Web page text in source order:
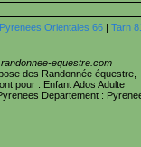
Pyrenees Orientales 66 | Tarn
equestre.com
des Randonnée équestre,
pour : Enfant Ados Adulte
Departement :